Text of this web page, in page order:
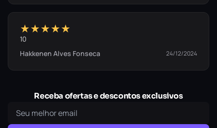
★★★★★
10
Hakkenen Alves Fonseca
24/12/2024
Receba ofertas e descontos exclusivos